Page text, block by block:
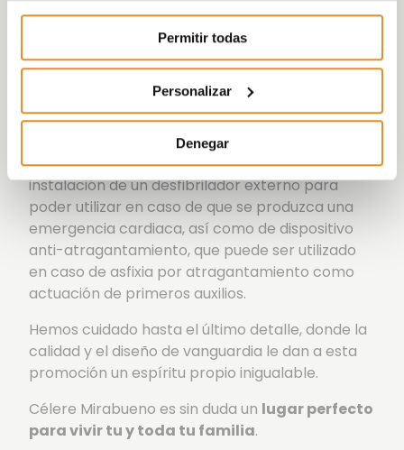
Permitir todas
Personalizar
Denegar
familia:piscinapara refrescarte en los
calurosos días de verano,zonas verdes
ajardinadas,parque infantilpara disfrute de los
más pequeños de la casa,gimnasio,Sala
Social-Gourmet con zona infantil y wifi
celebrar tus reuniones con familiares y amigos, y
Espacio Saludque dispondrá de
Espacio Cardioprotegido, consistente en la
instalación de un desfibrilador externo para
poder utilizar en caso de que se produzca una
emergencia cardiaca, así como de dispositivo
anti-atragantamiento, que puede ser utilizado
en caso de asfixia por atragantamiento como
actuación de primeros auxilios.
Hemos cuidado hasta el último detalle, donde la
calidad y el diseño de vanguardia le dan a esta
promoción un espíritu propio inigualable.
Célere Mirabueno es sin duda un lugar perfecto
para vivir tu y toda tu familia.